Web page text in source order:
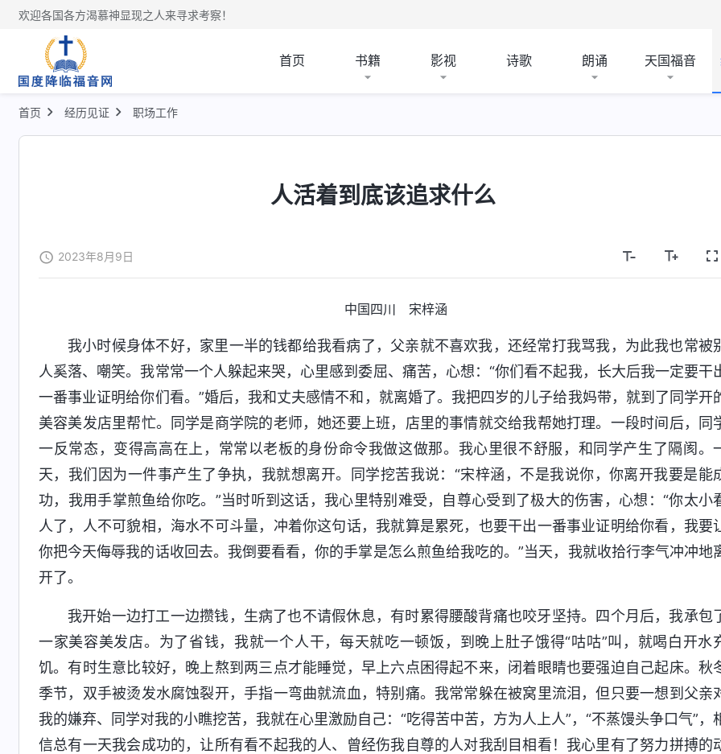
欢迎各国各方渴慕神显现之人来寻求考察！
首页 书籍 影视 诗歌 朗诵 天国福音
首页 经历见证 职场工作
人活着到底该追求什么
2023年8月9日
中国四川 宋梓涵
我小时候身体不好，家里一半的钱都给我看病了，父亲就不喜欢我，还经常打我骂我，为此我也常被
人奚落、嘲笑。我常常一个人躲起来哭，心里感到委屈、痛苦，心想：“你们看不起我，长大后我一定要干
一番事业证明给你们看。”婚后，我和丈夫感情不和，就离婚了。我把四岁的儿子给我妈带，就到了同学开
美容美发店里帮忙。同学是商学院的老师，她还要上班，店里的事情就交给我帮她打理。一段时间后，同
一反常态，变得高高在上，常常以老板的身份命令我做这做那。我心里很不舒服，和同学产生了隔阂。
天，我们因为一件事产生了争执，我就想离开。同学挖苦我说：“宋梓涵，不是我说你，你离开我要是能
功，我用手掌煎鱼给你吃。”当时听到这话，我心里特别难受，自尊心受到了极大的伤害，心想：“你太小
人了，人不可貌相，海水不可斗量，冲着你这句话，我就算是累死，也要干出一番事业证明给你看，我要
你把今天侮辱我的话收回去。我倒要看看，你的手掌是怎么煎鱼给我吃的。”当天，我就收拾行李气冲冲地
开了。
我开始一边打工一边攒钱，生病了也不请假休息，有时累得腰酸背痛也咬牙坚持。四个月后，我承包
一家美容美发店。为了省钱，我就一个人干，每天就吃一顿饭，到晚上肚子饿得“咕咕”叫，就喝白开水
饥。有时生意比较好，晚上熬到两三点才能睡觉，早上六点困得起不来，闭着眼睛也要强迫自己起床。秋
季节，双手被烫发水腐蚀裂开，手指一弯曲就流血，特别痛。我常常躲在被窝里流泪，但只要一想到父亲
我的嫌弃、同学对我的小瞧挖苦，我就在心里激励自己：“吃得苦中苦，方为人上人”，“不蒸馒头争口气”，
信总有一天我会成功的，让所有看不起我的人、曾经伤我自尊的人对我刮目相看！我心里有了努力拼搏的